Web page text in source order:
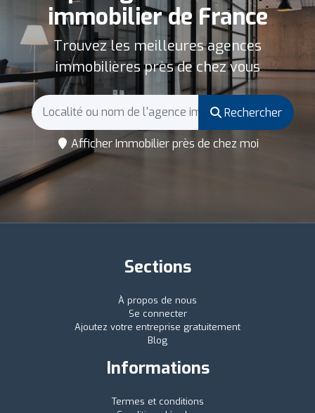
immobilier de France
Trouvez les meilleures agences
immobilières près de chez vous
Rechercher
Afficher Immobilier près de chez moi
Sections
À propos de nous
Se connecter
Ajoutez votre entreprise gratuitement
Blog
Informations
Termes et conditions